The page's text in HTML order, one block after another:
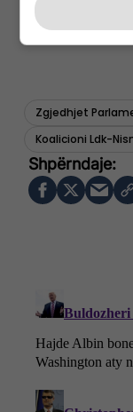
Zgjedhjet
Koalicioni Ldk-